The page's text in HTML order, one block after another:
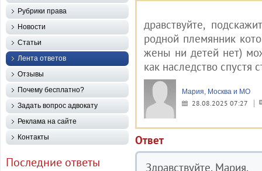
дравствуйте,
родной племянник
жены ни детей нет)
как наследство спустя
Мария, Москва и МО
28.08.2025 07:27
Ответ
Здравствуйте, Мария.
Рубрики права
Новости
Статьи
Лента ответов
Отзывы
Почему бесплатно?
Задать вопрос адвокату
Реклама на сайте
Контакты
Последние ответы